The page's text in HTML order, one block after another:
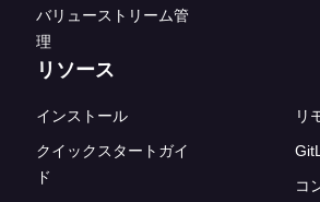
バリューストリーム管
理
リソース
インストール
クイックスタートガイ
ド
リ
コ